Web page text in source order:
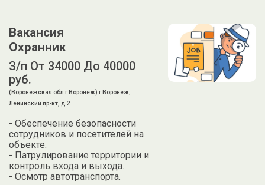
Вакансия
Охранник
З/п От 34000 До 40000
руб.
(Воронежская обл г Воронеж) г Воронеж,
Ленинский пр-кт, д 2
- Обеспечение безопасности
сотрудников и посетителей на
объекте.
- Патрулирование территории и
контроль входа и выхода.
- Осмотр автотранспорта.